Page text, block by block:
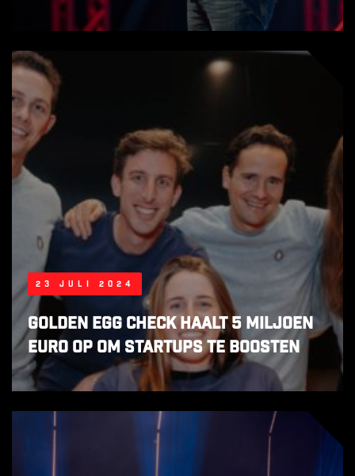
23 juli 2024
Golden Egg Check haalt 5 miljoen
euro op om startups te boosten